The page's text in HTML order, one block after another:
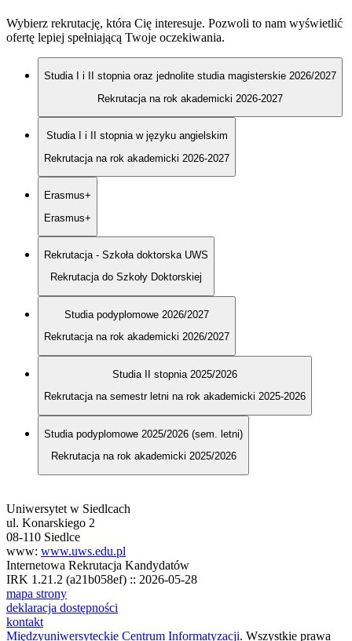
Wybierz rekrutację, która Cię interesuje. Pozwoli to nam wyświetlić
ofertę lepiej spełniającą Twoje oczekiwania.
Studia I i II stopnia oraz jednolite studia magisterskie 2026/2027
Rekrutacja na rok akademicki 2026-2027
Studia I i II stopnia w języku angielskim
Rekrutacja na rok akademicki 2026-2027
Erasmus+
Erasmus+
Rekrutacja - Szkoła doktorska UWS
Rekrutacja do Szkoły Doktorskiej
Studia podyplomowe 2026/2027
Rekrutacja na rok akademicki 2026/2027
Studia II stopnia 2025/2026
Rekrutacja na semestr letni na rok akademicki 2025-2026
Studia podyplomowe 2025/2026 (sem. letni)
Rekrutacja na rok akademicki 2025/2026
Uniwersytet w Siedlcach
ul. Konarskiego 2
08-110 Siedlce
www: www.uws.edu.pl
Internetowa Rekrutacja Kandydatów
IRK 1.21.2 (a21b058ef) :: 2026-05-28
mapa strony
deklaracja dostępności
kontakt
Międzyuniwersyteckie Centrum Informatyzacji. Wszystkie prawa